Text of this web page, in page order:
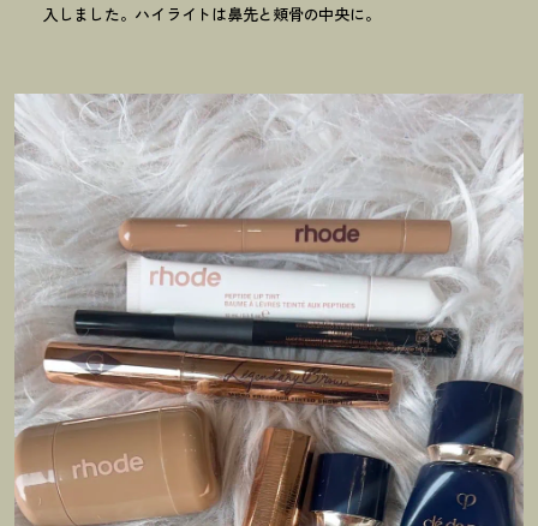
入しました。ハイライトは鼻先と頬骨の中央に。